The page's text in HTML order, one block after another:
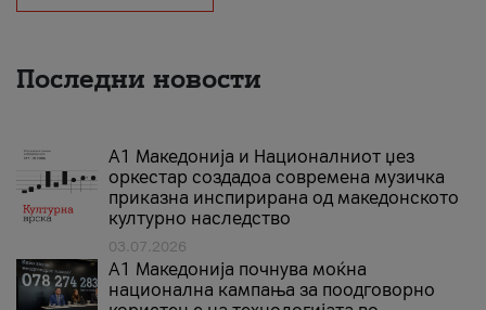
Последни новости
А1 Македонија и Националниот џез
оркестар создадоа современа музичка
приказна инспирирана од македонското
културно наследство
03.07.2026
A1 Македонија почнува моќна
национална кампања за поодговорно